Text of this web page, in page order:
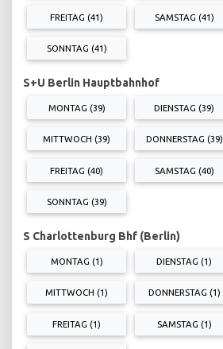
FREITAG (41) SAMSTAG (41)
SONNTAG (41)
S+U Berlin Hauptbahnhof
MONTAG (39) DIENSTAG (39)
MITTWOCH (39) DONNERSTAG (39)
FREITAG (40) SAMSTAG (40)
SONNTAG (39)
S Charlottenburg Bhf (Berlin)
MONTAG (1) DIENSTAG (1)
MITTWOCH (1) DONNERSTAG (1)
FREITAG (1) SAMSTAG (1)